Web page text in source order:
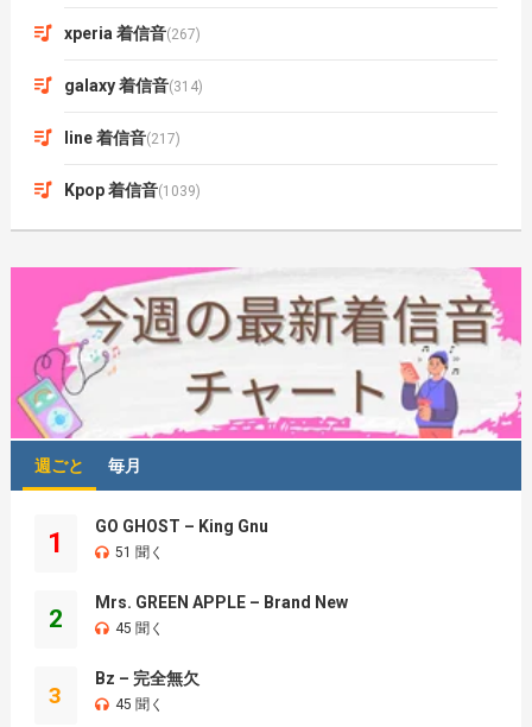
xperia 着信音(267)
galaxy 着信音(314)
line 着信音(217)
Kpop 着信音(1039)
週ごと 毎月
1
GO GHOST – King Gnu
51 聞く
2
Mrs. GREEN APPLE – Brand New
45 聞く
3
Bz – 完全無欠
45 聞く